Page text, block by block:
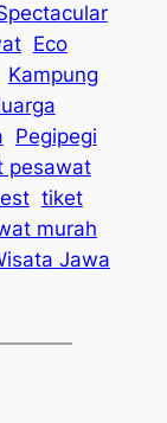
Eco
Kampung
Pegipegi
pesawat
tiket
murah
Jawa